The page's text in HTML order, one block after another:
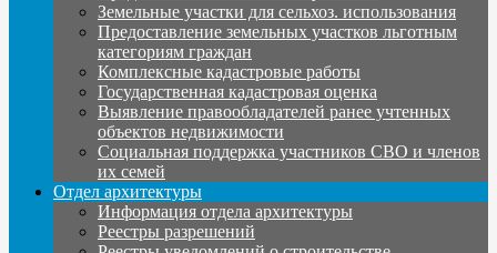
Земельные участки для сельхоз. использования
Предоставление земельных участков льготным
категориям граждан
Комплексные кадастровые работы
Государственная кадастровая оценка
Выявление правообладателей ранее учтенных
объектов недвижимости
Социальная поддержка участников СВО и членов
их семей
Отдел архитектуры
Информация отдела архитектуры
Реестры разрешений